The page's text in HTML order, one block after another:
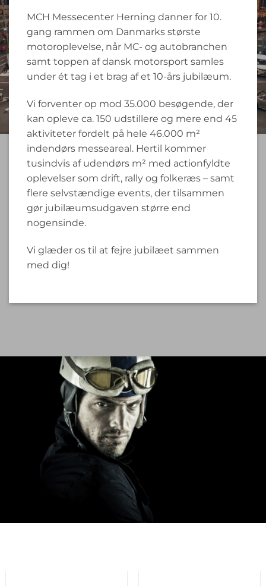
MCH Messecenter Herning danner for 10.
gang rammen om Danmarks største
motoroplevelse, når MC- og autobranchen
samt toppen af dansk motorsport samles
under ét tag i et brag af et 10-års jubilæum.
Vi forventer op mod 35.000 besøgende, der
kan opleve ca. 150 udstillere og mere end 45
aktiviteter fordelt på hele 46.000 m²
indendørs messeareal. Hertil kommer
tusindvis af udendørs m² med actionfyldte
oplevelser som drift, rally og folkeræs – samt
flere selvstændige events, der tilsammen
gør jubilæumsudgaven større end
nogensinde.
Vi glæder os til at fejre jubilæet sammen
med dig!